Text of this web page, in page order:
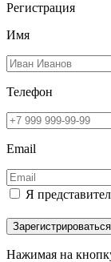
Регистрация
Имя
Телефон
Email
Я
Зарегистрироваться
Нажимая на